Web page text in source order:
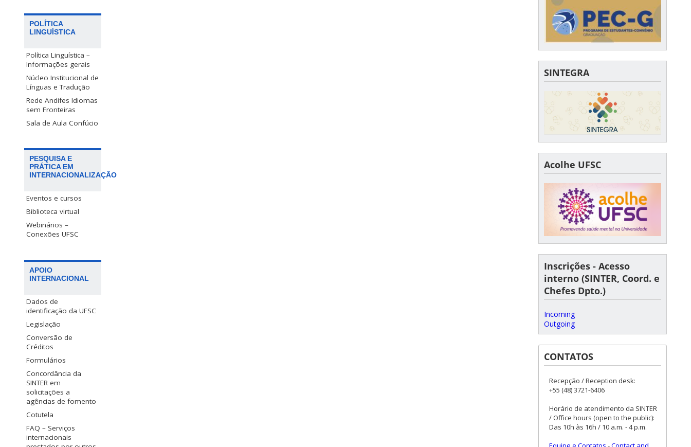
POLÍTICA
LINGUÍSTICA
Política Linguística –
Informações gerais
Núcleo Institucional de
Línguas e Tradução
Rede Andifes Idiomas
sem Fronteiras
Sala de Aula Confúcio
PESQUISA E
PRÁTICA EM
INTERNACIONALIZAÇÃO
Eventos e cursos
Biblioteca virtual
Webinários –
Conexões UFSC
APOIO
INTERNACIONAL
Dados de
identificação da UFSC
Legislação
Conversão de
Créditos
Formulários
Concordância da
SINTER em
solicitações a
agências de fomento
Cotutela
FAQ – Serviços
internacionais
SINTEGRA
Acolhe UFSC
Inscrições - Acesso
interno (SINTER, Coord. e
Chefes Dpto.)
Incoming
Outgoing
CONTATOS
Recepção / Reception desk:
+55 (48) 3721-6406
Horário de atendimento da SINTER
/ Office hours (open to the public):
Das 10h às 16h / 10 a.m. - 4 p.m.